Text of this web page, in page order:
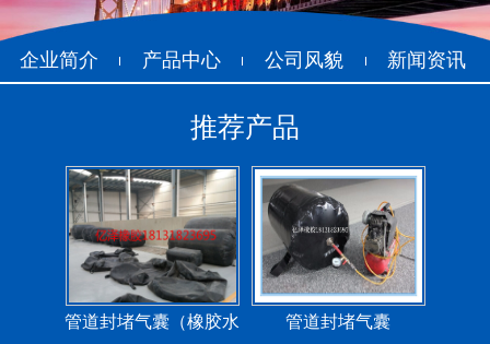
企业简介 产品中心 公司风貌 新闻资讯
推荐产品
管道封堵气囊（橡胶水
管道封堵气囊